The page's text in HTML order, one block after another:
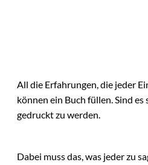
All die Erfahrungen, die jeder
können ein Buch füllen. Sind
gedruckt zu werden.
Dabei muss das, was jeder zu